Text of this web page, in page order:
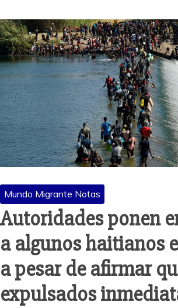
Mundo Migrante Notas
Autoridades ponen
a algunos haitianos
a pesar de afirmar
expulsados